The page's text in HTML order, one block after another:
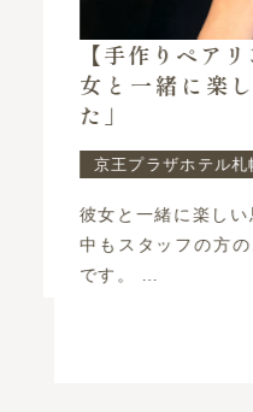
【手作りペア
女と一緒に楽
た」
京王プラザホテル札
彼女と一緒に楽しい
中もスタッフの方
です。 …